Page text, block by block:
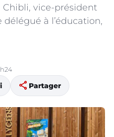
vice-président
à l’éducation,
share Partager